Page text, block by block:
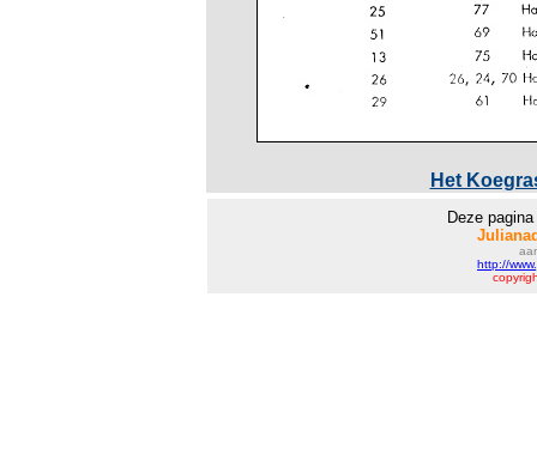
Het
Deze
http://